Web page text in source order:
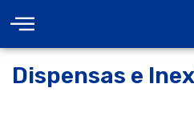
Dispensas e